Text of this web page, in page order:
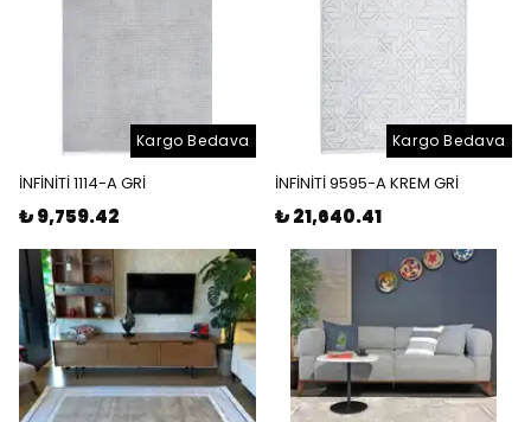
Kargo Bedava
İNFİNİTİ 1114-A GRİ
₺ 9,759.42
Kargo Bedava
İNFİNİTİ 9595-A KREM GRİ
₺ 21,640.41